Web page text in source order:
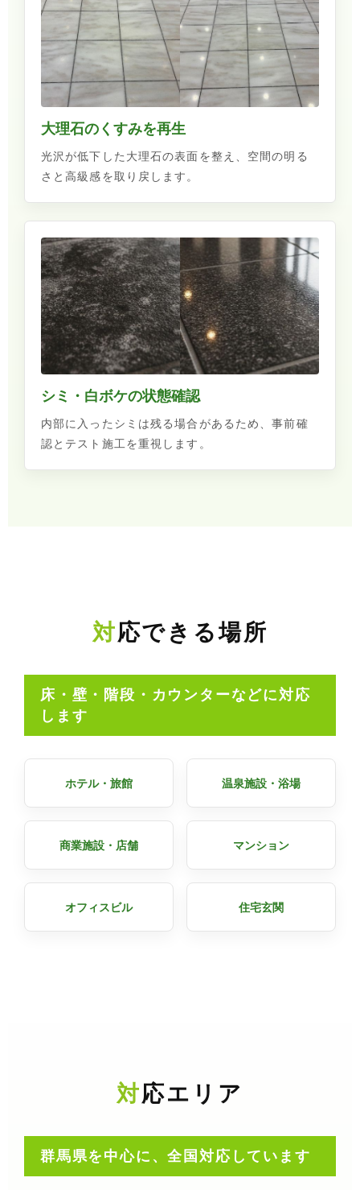
大理石のくすみを再生
光沢が低下した大理石の表面を整え、空間の明る
さと高級感を取り戻します。
シミ・白ボケの状態確認
内部に入ったシミは残る場合があるため、事前確
認とテスト施工を重視します。
対応できる場所
床・壁・階段・カウンターなどに対応
します
ホテル・旅館 温泉施設・浴場
商業施設・店舗 マンション
オフィスビル 住宅玄関
対応エリア
群馬県を中心に、全国対応しています